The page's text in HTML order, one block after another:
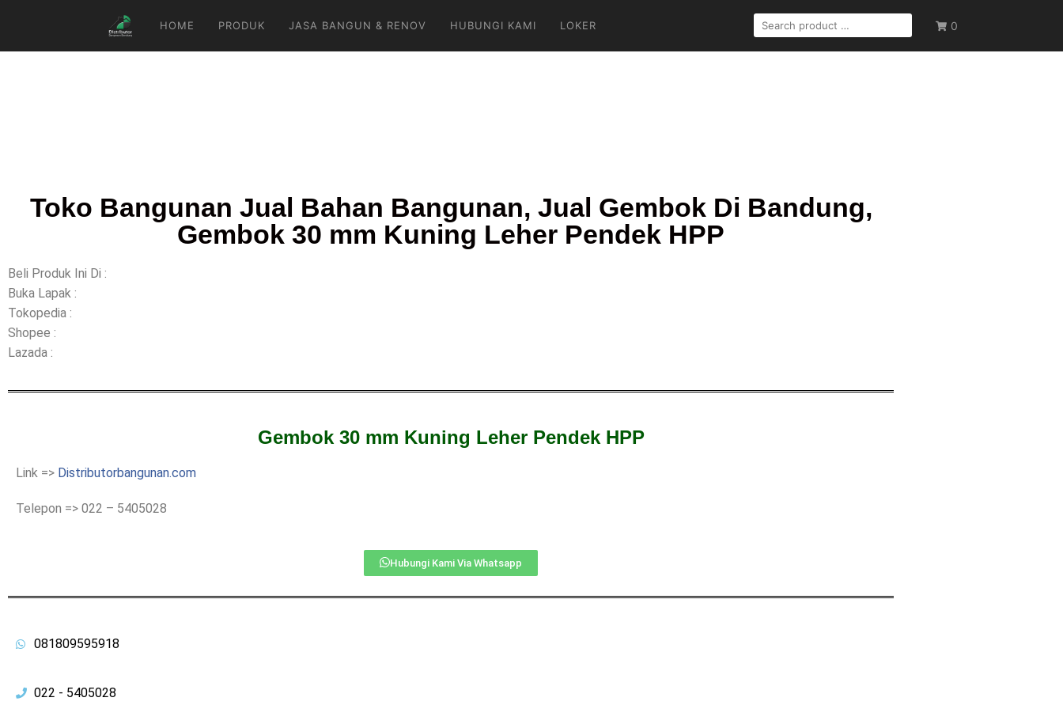
0
HOME PRODUK JASA BANGUN & RENOV HUBUNGI KAMI LOKER
Toko Bangunan Jual Bahan Bangunan, Jual Gembok Di Bandung,
Gembok 30 mm Kuning Leher Pendek HPP
Beli Produk Ini Di :
Buka Lapak :
Tokopedia :
Shopee :
Lazada :
Gembok 30 mm Kuning Leher Pendek HPP
Link => Distributorbangunan.com
Telepon => 022 – 5405028
Hubungi Kami Via Whatsapp
081809595918
022 - 5405028